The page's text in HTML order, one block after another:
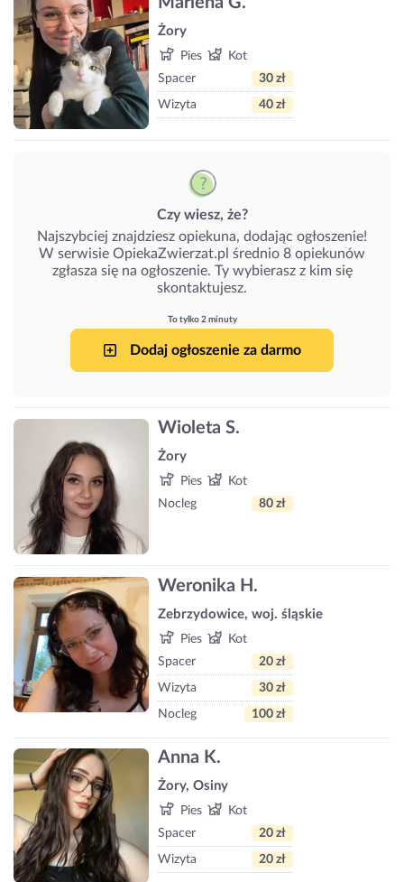
Żory
Pies
Kot
Spacer
30 zł
Wizyta 40 zł
Czy wiesz, że?
Najszybciej znajdziesz opiekuna, dodając ogłoszenie!
W serwisie OpiekaZwierzat.pl średnio 8 opiekunów
zgłasza się na ogłoszenie. Ty wybierasz z kim się
skontaktujesz.
To tylko 2 minuty
Dodaj ogłoszenie za darmo
Wioleta S.
Żory
Pies
Kot
Nocleg
80 zł
Weronika H.
Zebrzydowice, woj. śląskie
Pies
Kot
Spacer
20 zł
Wizyta 30 zł
Nocleg 100 zł
Anna K.
Żory, Osiny
Pies
Kot
Spacer
20 zł
Wizyta 20 zł